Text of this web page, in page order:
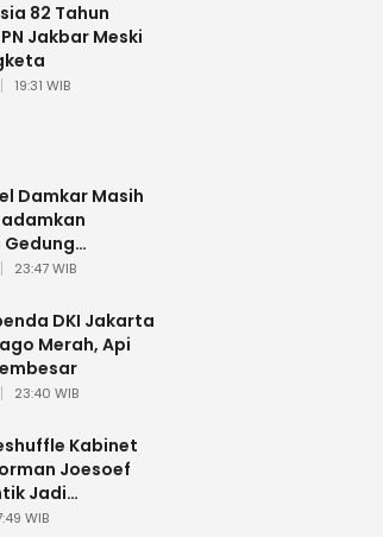
82 Tahun
Jakbar Meski
19:31 WIB
Damkar Masih
23:47 WIB
DKI Jakarta
Merah, Api
23:40 WIB
Kabinet
Joesoef
Jadi
WIB